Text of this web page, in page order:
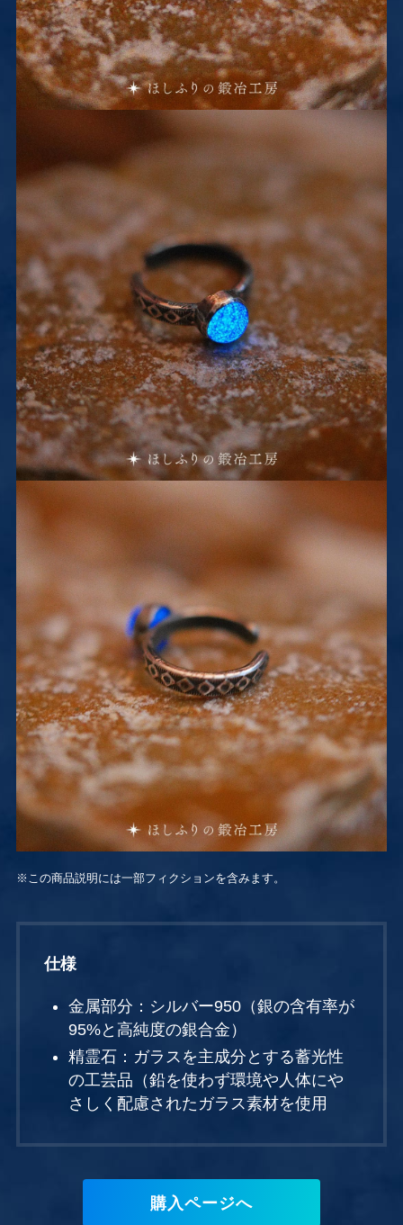
※この商品説明には一部フィクションを含みます。
仕様
金属部分：シルバー950（銀の含有率が
95%と高純度の銀合金）
精霊石：ガラスを主成分とする蓄光性
の工芸品（鉛を使わず環境や人体にや
さしく配慮されたガラス素材を使用
購入ページへ